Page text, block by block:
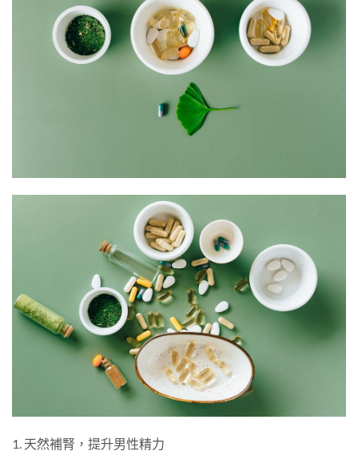
1. 天然補腎，提升男性精力